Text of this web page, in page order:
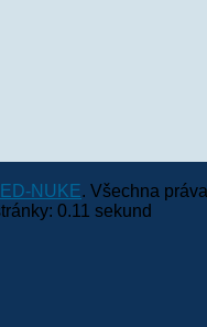
NUKE. Všechna
0.11 sekund